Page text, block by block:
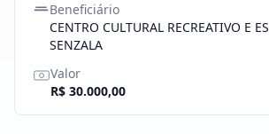
Beneficiário
CENTRO CULTURAL RECREATIVO E
SENZALA
Valor
R$ 30.000,00